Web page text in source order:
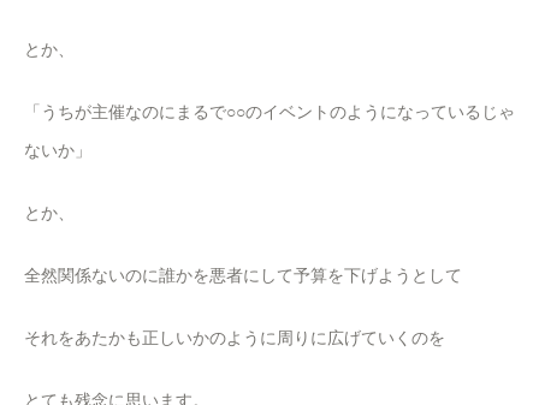
とか、
「うちが主催なのにまるで○○のイベントのようになっているじゃ
ないか」
とか、
全然関係ないのに誰かを悪者にして予算を下げようとして
それをあたかも正しいかのように周りに広げていくのを
とても残念に思います。